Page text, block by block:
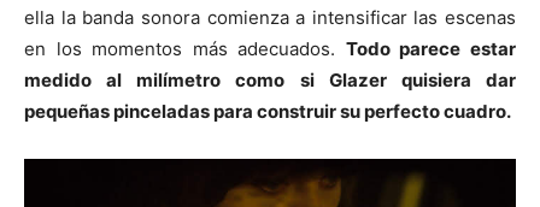
ella la banda sonora comienza a intensificar las escenas
en los momentos más adecuados. Todo parece estar
medido al milímetro como si Glazer quisiera dar
pequeñas pinceladas para construir su perfecto cuadro.